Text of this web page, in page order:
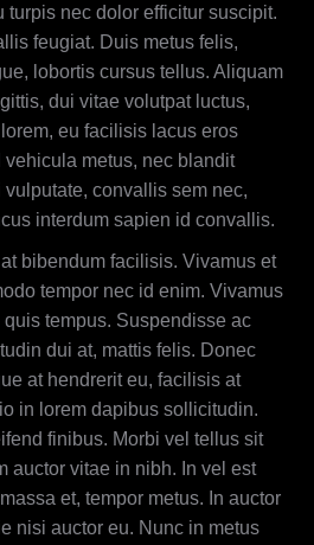
turpis nec dolor efficitur suscipit.
feugiat. Duis metus felis,
lobortis cursus tellus. Aliquam
dui vitae volutpat luctus,
eu facilisis lacus eros
metus, nec blandit
convallis sem nec,
interdum sapien id convallis.
bibendum facilisis. Vivamus et
tempor nec id enim. Vivamus
tempus. Suspendisse ac
dui at, mattis felis. Donec
at hendrerit eu, facilisis at
in lorem dapibus sollicitudin.
finibus. Morbi vel tellus sit
auctor vitae in nibh. In vel est
et, tempor metus. In auctor
nisi auctor eu. Nunc in metus